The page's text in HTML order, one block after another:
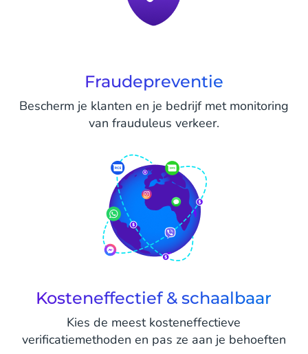
Fraudepreventie
Bescherm je klanten en je bedrijf met monitoring
van frauduleus verkeer.
Kosteneffectief & schaalbaar
Kies de meest kosteneffectieve
verificatiemethoden en pas ze aan je behoeften